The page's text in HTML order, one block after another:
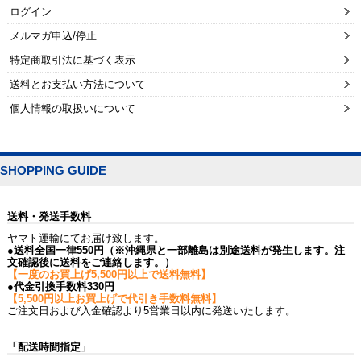
ログイン
メルマガ申込/停止
特定商取引法に基づく表示
送料とお支払い方法について
個人情報の取扱いについて
SHOPPING GUIDE
送料・発送手数料
ヤマト運輸にてお届け致します。
●送料全国一律550円（※沖縄県と一部離島は別途送料が発生します。注
文確認後に送料をご連絡します。）
【一度のお買上げ5,500円以上で送料無料】
●代金引換手数料330円
【5,500円以上お買上げで代引き手数料無料】
ご注文日および入金確認より5営業日以内に発送いたします。
「配送時間指定」